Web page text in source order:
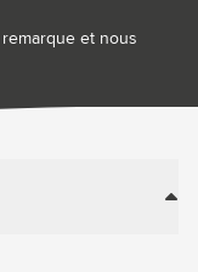
et nous